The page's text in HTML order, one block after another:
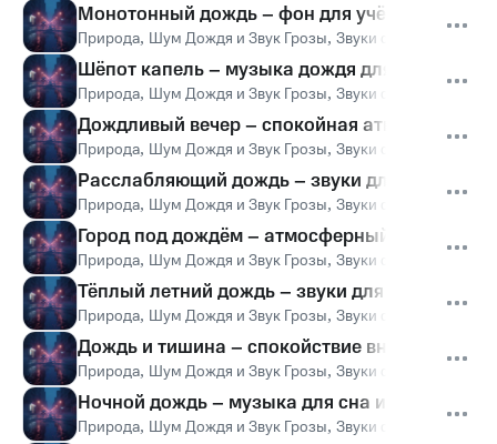
Монотонный дождь – фон для учёбы и отдыха
Природа, Шум Дождя и Звук Грозы, Звуки сна
Шёпот капель – музыка дождя для сна
Природа, Шум Дождя и Звук Грозы, Звуки сна
Дождливый вечер – спокойная атмосфера
Природа, Шум Дождя и Звук Грозы, Звуки сна
Расслабляющий дождь – звуки для уюта
Природа, Шум Дождя и Звук Грозы, Звуки сна
Город под дождём – атмосферный фон
Природа, Шум Дождя и Звук Грозы, Звуки сна
Тёплый летний дождь – звуки для релаксации
Природа, Шум Дождя и Звук Грозы, Звуки сна
Дождь и тишина – спокойствие внутри
Природа, Шум Дождя и Звук Грозы, Звуки сна
Ночной дождь – музыка для сна и отдыха
Природа, Шум Дождя и Звук Грозы, Звуки сна